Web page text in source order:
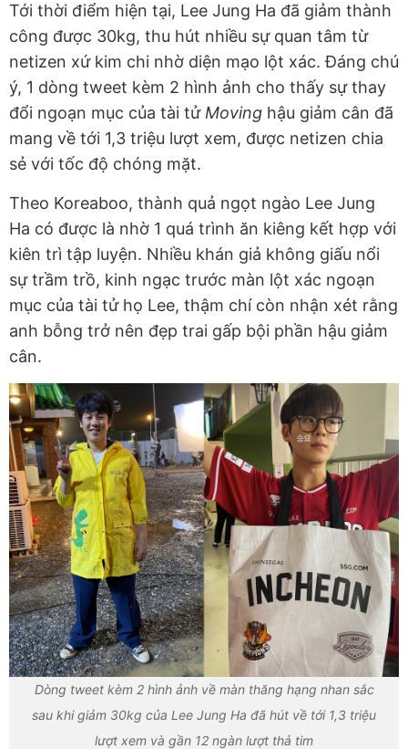
Tới thời điểm hiện tại, Lee Jung Ha đã giảm thành
công được 30kg, thu hút nhiều sự quan tâm từ
netizen xứ kim chi nhờ diện mạo lột xác. Đáng chú
ý, 1 dòng tweet kèm 2 hình ảnh cho thấy sự thay
đổi ngoạn mục của tài tửMoving hậu giảm cân đã
mang về tới 1,3 triệu lượt xem, được netizen chia
sẻ với tốc độ chóng mặt.
Theo Koreaboo, thành quả ngọt ngào Lee Jung
Ha có được là nhờ 1 quá trình ăn kiêng kết hợp với
kiên trì tập luyện. Nhiều khán giả không giấu nổi
sự trầm trồ, kinh ngạc trước màn lột xác ngoạn
mục của tài tử họ Lee, thậm chí còn nhận xét rằng
anh bỗng trở nên đẹp trai gấp bội phần hậu giảm
cân.
Dòng tweet kèm 2 hình ảnh về màn thăng hạng nhan sắc
sau khi giảm 30kg của Lee Jung Ha đã hút về tới 1,3 triệu
lượt xem và gần 12 ngàn lượt thả tim